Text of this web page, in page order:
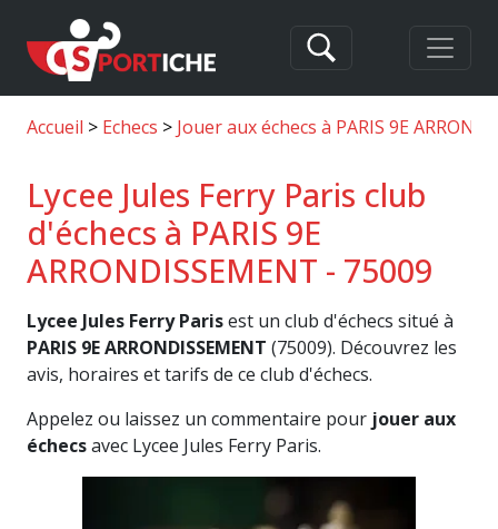
Accueil Echecs Jouer aux échecs à PARIS 9E
Lycee Jules Ferry Paris club
d'échecs à PARIS 9E
ARRONDISSEMENT - 75009
Lycee Jules Ferry Parisest un club d'échecs situé à
PARIS 9E ARRONDISSEMENT (75009). Découvrez les
avis, horaires et tarifs de ce club d'échecs.
Appelez ou laissez un commentaire pour jouer aux
échecsavec Lycee Jules Ferry Paris.